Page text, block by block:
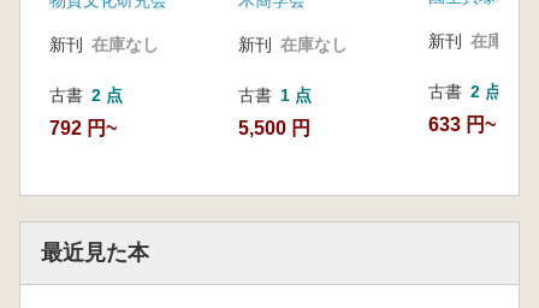
新刊 在庫なし
古書 2 点
792 円~
新刊 在庫なし
古書 1 点
5,500 円
新刊 在庫なし
古書 2 点
633 円~
最近見た本